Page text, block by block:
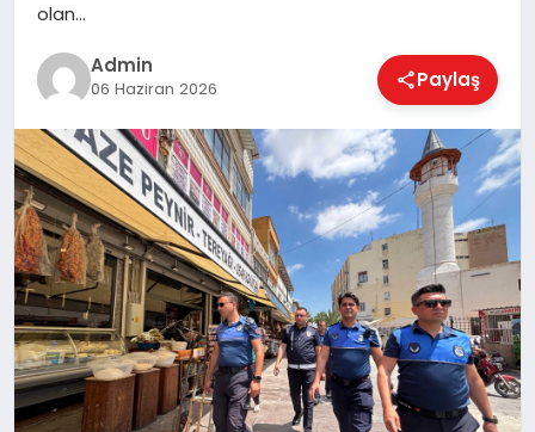
SPOR
TEKNOLOJI
olan…
Admin
06 Haziran 2026 Paylaş